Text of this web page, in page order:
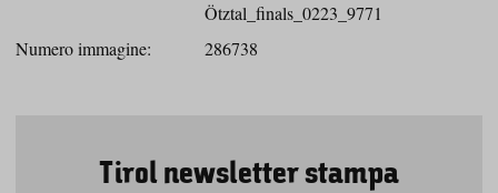
Ötztal_finals_0223_9771
Numero immagine:
286738
Tirol newsletter stampa